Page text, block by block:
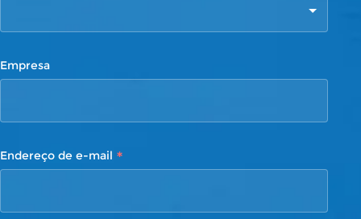
Empresa
Endereço de e-mail *